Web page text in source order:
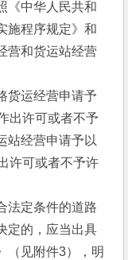
中华人民共和
施程序规定》和
营和货运站经营
运经营申请予
出许可或者不予
站经营申请予以
许可或者不予许
定条件的道路
定的，应当出具
（见附件3），明